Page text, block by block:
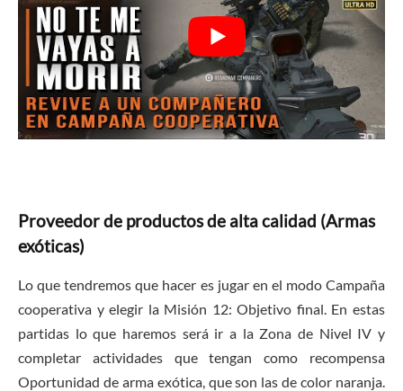
Proveedor de productos de alta calidad (Armas
exóticas)
Lo que tendremos que hacer es jugar en el modo Campaña
cooperativa y elegir la Misión 12: Objetivo final. En estas
partidas lo que haremos será ir a la Zona de Nivel IV y
completar actividades que tengan como recompensa
Oportunidad de arma exótica, que son las de color naranja.